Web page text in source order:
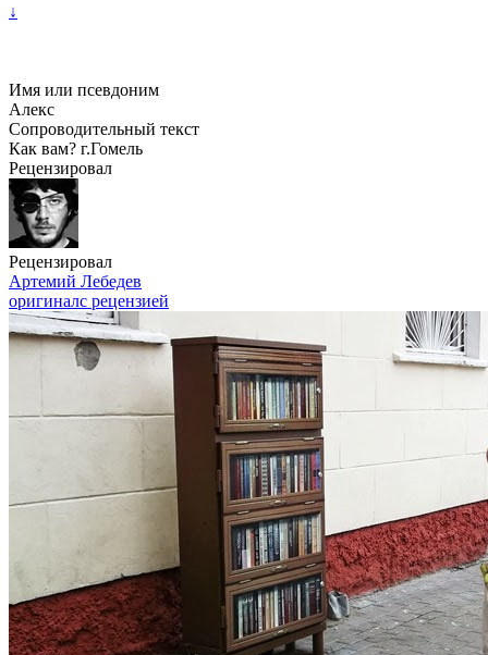
↓
Имя или псевдоним
Алекс
Сопроводительный текст
Как вам? г.Гомель
Рецензировал
Рецензировал
Артемий Лебедев
оригиналс рецензией